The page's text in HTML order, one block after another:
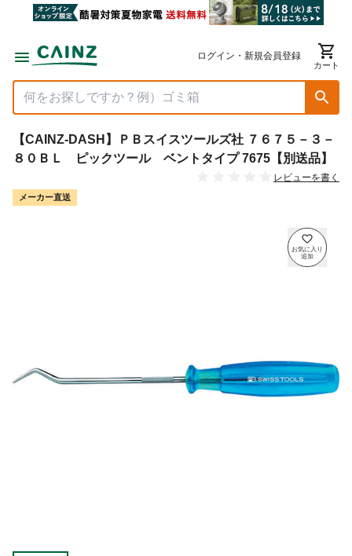
ログイン・新規会員登録
カート
【CAINZ-DASH】ＰＢスイスツールズ社 ７６７５－３－
８０ＢＬ ピックツール ベントタイプ 7675【別送品】
レビューを書く
メーカー直送